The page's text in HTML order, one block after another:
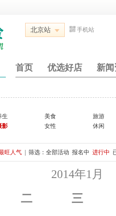
北京站 手机站
首页 优选好店 新闻
生 美食
旅游
影 女性
休闲
旺人气 | 筛选： 全部活动 报名中 进行中
2014年1月
二 三